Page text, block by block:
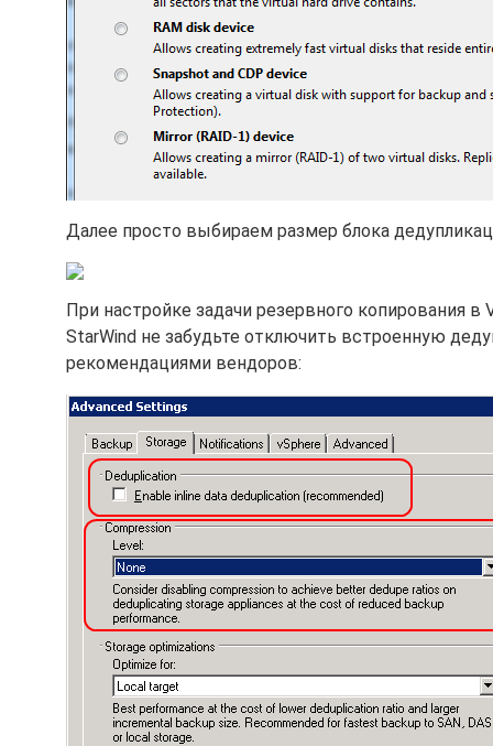
Далее просто выбираем размер блока
При настройке задачи резервного копирования
StarWind не забудьте отключить встроенную
рекомендациями вендоров: